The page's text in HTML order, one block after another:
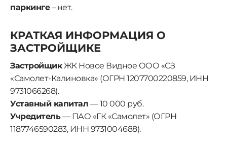
паркинге– нет.
КРАТКАЯ ИНФОРМАЦИЯ О
ЗАСТРОЙЩИКЕ
ЗастройщикЖК Новое Видное ООО «СЗ
«Самолет-Калиновка» (ОГРН 1207700220859, ИНН
9731066268).
Уставный капитал — 10 000 руб.
Учредитель— ПАО «ГК «Самолет» (ОГРН
1187746590283, ИНН 9731004688).